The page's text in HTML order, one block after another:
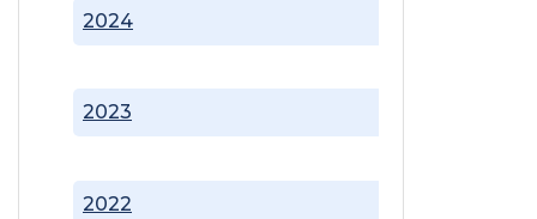
2022
2023
2024